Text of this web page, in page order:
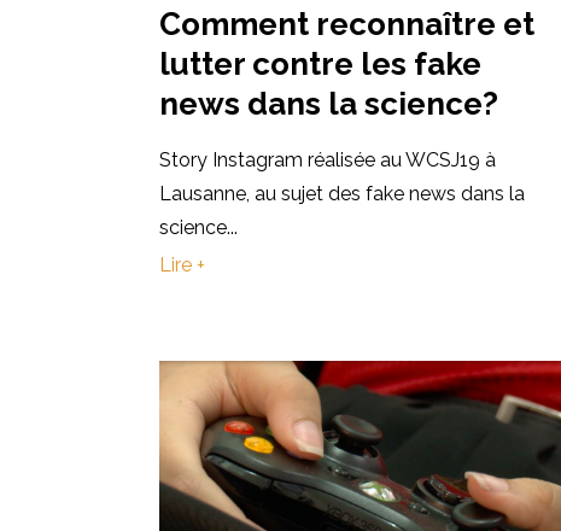
Comment reconnaître et
lutter contre les fake
news dans la science?
Story Instagram réalisée au WCSJ19 à
Lausanne, au sujet des fake news dans la
science...
Lire +